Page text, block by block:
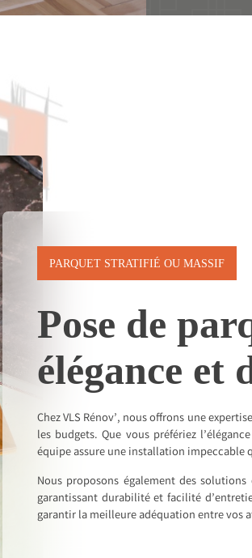
PARQUET STRATIFIÉ OU MASSIF
Pose de
élégance et
Chez VLS Rénov’, nous offrons une
les budgets. Que vous préfériez
équipe assure une installation impeccable
Nous proposons également des
garantissant durabilité et facilité
garantir la meilleure adéquation entre vos